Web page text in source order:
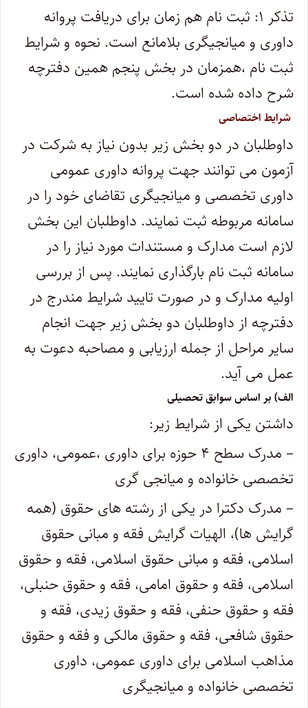
تذکر ۱: ثبت نام هم زمان برای دریافت پروانه
داوری و میانجیگری بلامانع است. نحوه و شرایط
ثبت نام ،همزمان در بخش پنجم همین دفترچه
شرح داده شده است.
شرایط اختصاصی
داوطلبان در دو بخش زیر بدون نیاز به شرکت در
آزمون می توانند جهت پروانه داوری عمومی
داوری تخصصی و میانجیگری تقاضای خود را در
سامانه مربوطه ثبت نمایند. داوطلبان این بخش
لازم است مدارک و مستندات مورد نیاز را در
سامانه ثبت نام بارگذاری نمایند. پس از بررسی
اولیه مدارک و در صورت تایید شرایط مندرج در
دفترچه از داوطلبان دو بخش زیر جهت انجام
سایر مراحل از جمله ارزیابی و مصاحبه دعوت به
عمل می آید.
الف) بر اساس سوابق تحصیلی
داشتن یکی از شرایط زیر:
– مدرک سطح ۴ حوزه برای داوری ،عمومی، داوری
تخصصی خانواده و میانجی گری
– مدرک دکترا در یکی از رشته های حقوق (همه
گرایش ها)، الهیات گرایش فقه و مبانی حقوق
اسلامی، فقه و مبانی حقوق اسلامی، فقه و حقوق
اسلامی، فقه و حقوق امامی، فقه و حقوق حنبلی،
فقه و حقوق حنفی، فقه و حقوق زیدی، فقه و
حقوق شافعی، فقه و حقوق مالکی و فقه و حقوق
مذاهب اسلامی برای داوری عمومی، داوری
تخصصی خانواده و میانجیگری